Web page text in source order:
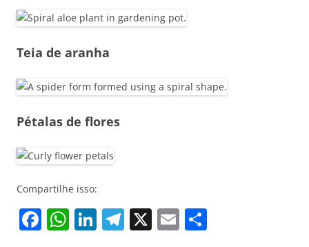
Teia de aranha
Pétalas de flores
Compartilhe isso:
F W Li T X E